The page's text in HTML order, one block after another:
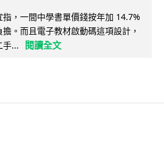
，一間中學書單價錢按年加 14.7%
。而且電子教材啟動碼這項設計，
手...
閱讀全文